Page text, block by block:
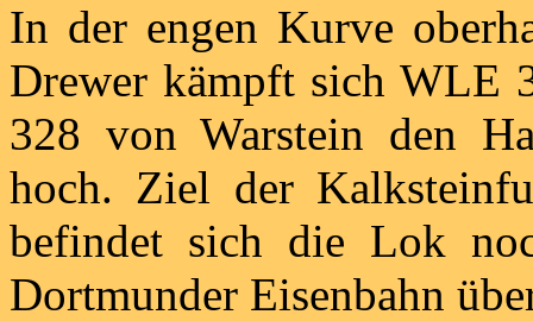
In der engen Kurve
Drewer kämpft sich WLE
328 von Warstein den
hoch. Ziel der
befindet sich die Lok
Dortmunder Eisenbahn